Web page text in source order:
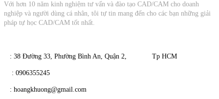
Với hơn 10 năm kinh nghiệm tư vấn và đào tạo CAD/CAM cho doanh
nghiệp và người dùng cá nhân, tôi tự tin mang đến cho các bạn những giải
pháp tự học CAD/CAM tốt nhất.
​​ : 38 Đường 33, Phường Bình An, Quận 2, Tp HCM
: 0906355245
​ : hoangkhuong@gmail.com